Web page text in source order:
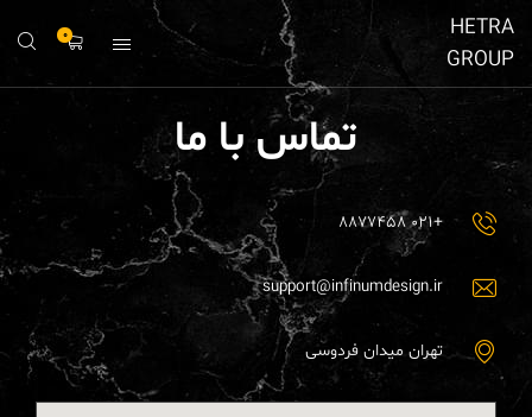
HETRA
GROUP
0
تماس با ما
+۰۲۱ ۸۸۷۷۴۵۸
support@infinumdesign.ir
تهران میدان فردوسی